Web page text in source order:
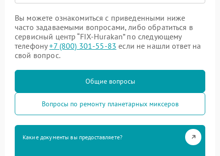
Вы можете ознакомиться с приведенными ниже
часто задаваемыми вопросами, либо обратиться в
сервисный центр “FIX-Hurakan” по следующему
телефону+7 (800) 301-55-83 если не нашли ответ на
свой вопрос.
Общие вопросы
Вопросы по ремонту планетарных миксеров
Какие документы вы предоставляете?